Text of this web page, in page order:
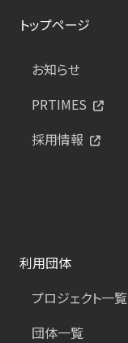
トップページ
お知らせ
PRTIMES
採用情報
利用団体
プロジェクト一覧
団体一覧